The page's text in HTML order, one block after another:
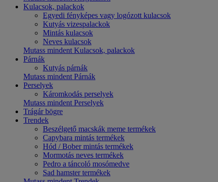
Kulacsok, palackok
Egyedi fényképes vagy logózott kulacsok
Kutyás vizespalackok
Mintás kulacsok
Neves kulacsok
Mutass mindent Kulacsok, palackok
Párnák
Kutyás párnák
Mutass mindent Párnák
Perselyek
Káromkodás perselyek
Mutass mindent Perselyek
Trágár bögre
Trendek
Beszélgető macskák meme termékek
Capybara mintás termékek
Hód / Bober mintás termékek
Mormotás neves termékek
Pedro a táncoló mosómedve
Sad hamster termékek